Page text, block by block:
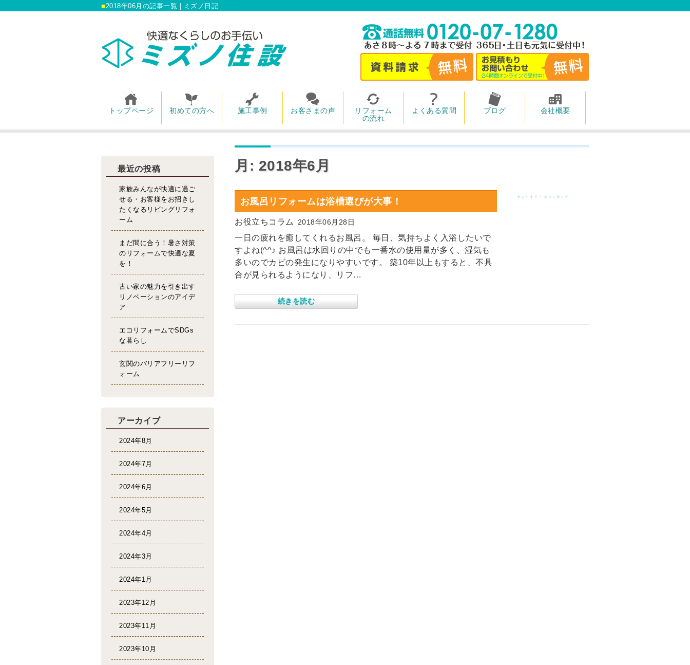
2018年06月の記事一覧 | ミズノ日記
トップページ 初めての方へ 施工事例 お客さまの声
リフォーム
の流れ
よくある質問 ブログ 会社概要
月: 2018年6月
お風呂リフォームは浴槽選びが大事！
お役立ちコラム 2018年06月28日
一日の疲れを癒してくれるお風呂。 毎日、気持ちよく入浴したいで
すよね(^^♪ お風呂は水回りの中でも一番水の使用量が多く、湿気も
多いのでカビの発生になりやすいです。 築10年以上もすると、不具
合が見られるようになり、リフ…
続きを読む
最近の投稿
家族みんなが快適に過ご
せる・お客様をお招きし
たくなるリビングリフォ
ーム
まだ間に合う！暑さ対策
のリフォームで快適な夏
を！
古い家の魅力を引き出す
リノベーションのアイデ
ア
エコリフォームでSDGs
な暮らし
玄関のバリアフリーリフ
ォーム
アーカイブ
2024年8月
2024年7月
2024年6月
2024年5月
2024年4月
2024年3月
2024年1月
2023年12月
2023年11月
2023年10月